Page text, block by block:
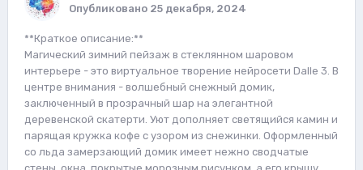
Опубликовано 25 декабря, 2024
**Краткое описание:**
Магический зимний пейзаж в стеклянном шаровом
интерьере - это виртуальное творение нейросети Dalle 3. В
центре внимания - волшебный снежный домик,
заключенный в прозрачный шар на элегантной
деревенской скатерти. Уют дополняет светящийся камин и
парящая кружка кофе с узором из снежинки. Оформленный
со льда замерзающий домик имеет нежно сводчатые